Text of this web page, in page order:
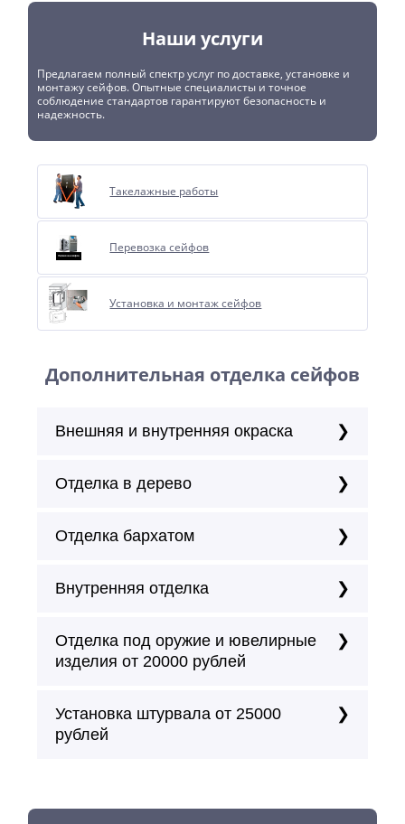
Наши услуги
Предлагаем полный спектр услуг по доставке, установке и
монтажу сейфов. Опытные специалисты и точное
соблюдение стандартов гарантируют безопасность и
надежность.
Такелажные работы
Перевозка сейфов
Установка и монтаж сейфов
Дополнительная отделка сейфов
Внешняя и внутренняя окраска
Отделка в дерево
Отделка бархатом
Внутренняя отделка
Отделка под оружие и ювелирные
изделия от 20000 рублей
Установка штурвала от 25000
рублей